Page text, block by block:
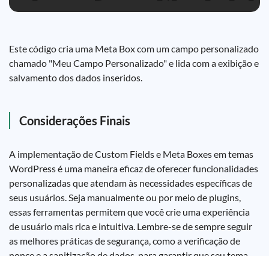
Este código cria uma Meta Box com um campo personalizado
chamado "Meu Campo Personalizado" e lida com a exibição e
salvamento dos dados inseridos.
Considerações Finais
A implementação de Custom Fields e Meta Boxes em temas
WordPress é uma maneira eficaz de oferecer funcionalidades
personalizadas que atendam às necessidades específicas de
seus usuários. Seja manualmente ou por meio de plugins,
essas ferramentas permitem que você crie uma experiência
de usuário mais rica e intuitiva. Lembre-se de sempre seguir
as melhores práticas de segurança, como a verificação de